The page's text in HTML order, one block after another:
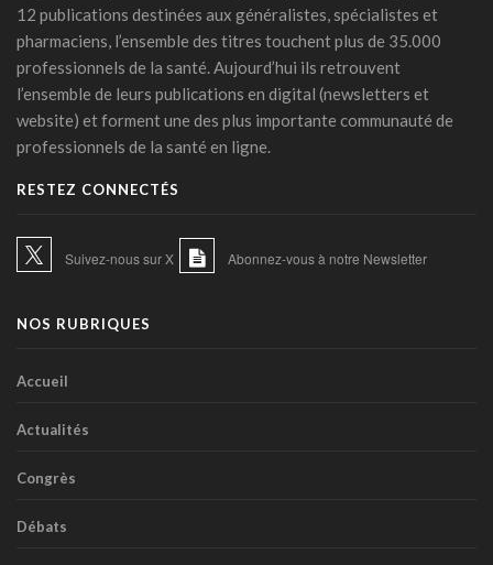
TIM-HF3: l'IA vocale surpasse le suivi pondéral pour
anticiper la décompensation cardiaque
10 juillet 2026 - 12:25
Médecins et réseaux sociaux: l'Ordre appelle à la prudence
dans la diffusion d'informations
07 juillet 2026 - 20:56
06 juillet 2026 - 10:49
L'hôpital d'Ostende teste l'IA en consultation
pour la recherche biomédicale
Première belge: une capsule immersive de réalité virtuelle
12 publications destinées aux généralistes, spécialistes et
pharmaciens, l’ensemble des titres touchent plus de 35.000
professionnels de la santé. Aujourd’hui ils retrouvent
l’ensemble de leurs publications en digital (newsletters et
website) et forment une des plus importante communauté de
professionnels de la santé en ligne.
RESTEZ CONNECTÉS
Suivez-nous sur X Abonnez-vous à notre Newsletter
NOS RUBRIQUES
Accueil
Actualités
Congrès
Débats